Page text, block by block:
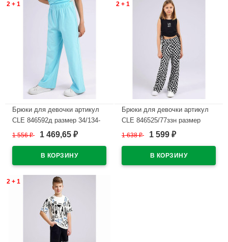
2 + 1
Брюки для девочки артикул
CLE 846592д размер 34/134-
42/158 цвет голубой
1 556₽ 1 469,65 ₽
2 + 1
Брюки для девочки артикул
CLE 846525/77ззн размер
34/134-42/158 цвет черный
1 638₽ 1 599 ₽
2 + 1